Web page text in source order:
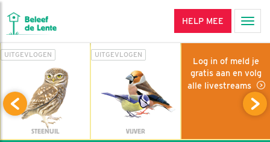
HELP MEE
UITGEVLOGEN
STEENUIL
UITGEVLOGEN
VIJVER
Log in of meld je
gratis aan en volg
alle livestreams